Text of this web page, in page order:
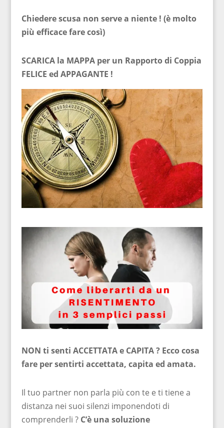
Chiedere scusa non serve a niente ! (è molto
più efficace fare così)
SCARICA la MAPPA per un Rapporto di Coppia
FELICE ed APPAGANTE !
NON ti senti ACCETTATA e CAPITA ? Ecco cosa
fare per sentirti accettata, capita ed amata.
Il tuo partner non parla più con te e ti tiene a
distanza nei suoi silenzi imponendoti di
comprenderli ? C’è una soluzione